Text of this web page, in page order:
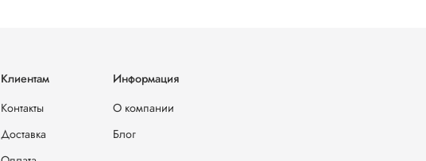
Клиентам
Контакты
Доставка
Информация
О компании
Блог